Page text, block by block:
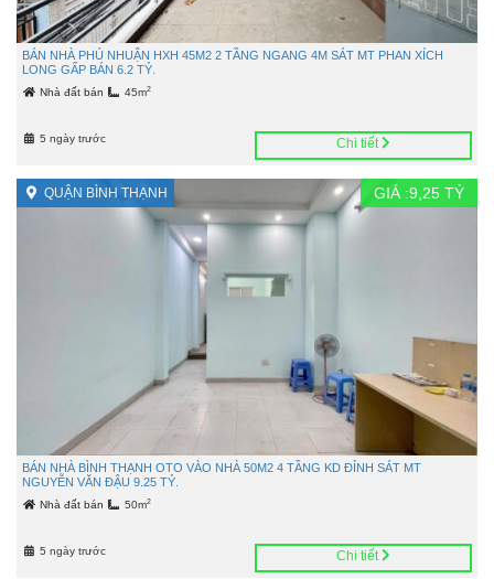
BÁN NHÀ PHÚ NHUẬN HXH 45M2 2 TẦNG NGANG 4M SÁT MT PHAN XÍCH
LONG GẤP BÁN 6.2 TỶ.
Nhà đất bán 45m2
5 ngày trước Chi tiết
QUẬN BÌNH THẠNH GIÁ :9,25 TỶ
BÁN NHÀ BÌNH THẠNH OTO VÀO NHÀ 50M2 4 TẦNG KD ĐỈNH SÁT MT
NGUYỄN VĂN ĐẬU 9.25 TỶ.
Nhà đất bán 50m2
5 ngày trước Chi tiết